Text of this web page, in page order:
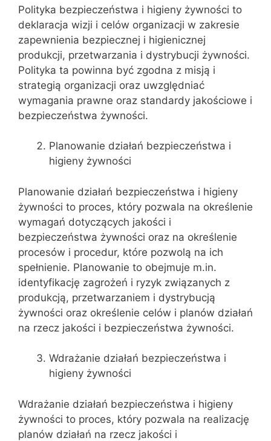
Polityka bezpieczeństwa i higieny żywności to
deklaracja wizji i celów organizacji w zakresie
zapewnienia bezpiecznej i higienicznej
produkcji, przetwarzania i dystrybucji żywności.
Polityka ta powinna być zgodna z misją i
strategią organizacji oraz uwzględniać
wymagania prawne oraz standardy jakościowe i
bezpieczeństwa żywności.
Planowanie działań bezpieczeństwa i
higieny żywności
Planowanie działań bezpieczeństwa i higieny
żywności to proces, który pozwala na określenie
wymagań dotyczących jakości i
bezpieczeństwa żywności oraz na określenie
procesów i procedur, które pozwolą na ich
spełnienie. Planowanie to obejmuje m.in.
identyfikację zagrożeń i ryzyk związanych z
produkcją, przetwarzaniem i dystrybucją
żywności oraz określenie celów i planów działań
na rzecz jakości i bezpieczeństwa żywności.
Wdrażanie działań bezpieczeństwa i
higieny żywności
Wdrażanie działań bezpieczeństwa i higieny
żywności to proces, który pozwala na realizację
planów działań na rzecz jakości i